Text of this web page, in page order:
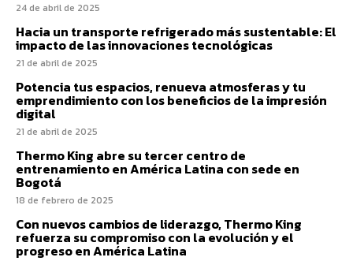
24 de abril de 2025
Hacia un transporte refrigerado más sustentable: El
impacto de las innovaciones tecnológicas
21 de abril de 2025
Potencia tus espacios, renueva atmosferas y tu
emprendimiento con los beneficios de la impresión
digital
21 de abril de 2025
Thermo King abre su tercer centro de
entrenamiento en América Latina con sede en
Bogotá
18 de febrero de 2025
Con nuevos cambios de liderazgo, Thermo King
refuerza su compromiso con la evolución y el
progreso en América Latina